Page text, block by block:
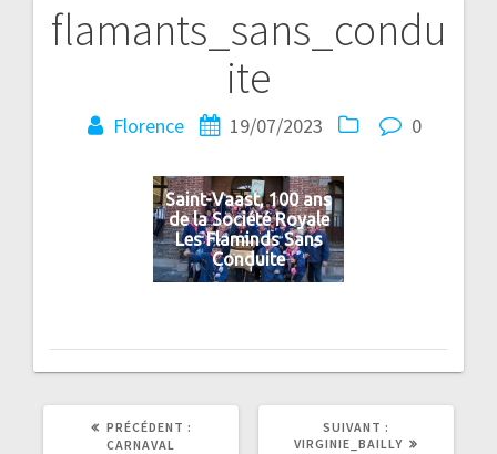
flamants_sans_condu
ite
Florence 19/07/2023 0
Saint-Vaast, 100 ans
de la Société Royale
Les Flaminds Sans
Conduite
Navigation
l’article
PRÉCÉDENT :
CARNAVAL
SUIVANT :
SUIVANT
VIRGINIE_BAILLY